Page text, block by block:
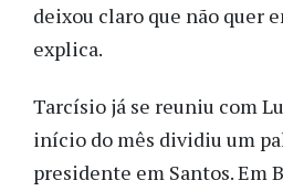
deixou claro que não quer
explica.
Tarcísio já se reuniu com
início do mês dividiu um
presidente em Santos. Em